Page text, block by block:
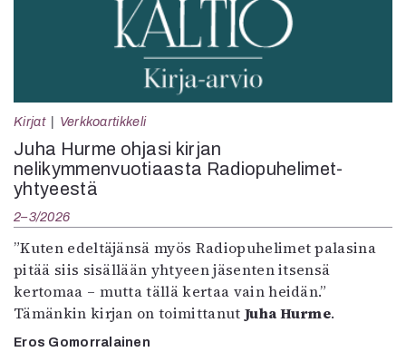
Kirjat Verkkoartikkeli
Juha Hurme ohjasi kirjan
nelikymmenvuotiaasta Radiopuhelimet-
yhtyeestä
2–3/2026
”Kuten edeltäjänsä myös Radiopuhelimet palasina
pitää siis sisällään yhtyeen jäsenten itsensä
kertomaa – mutta tällä kertaa vain heidän.”
Tämänkin kirjan on toimittanut Juha Hurme.
Eros Gomorralainen